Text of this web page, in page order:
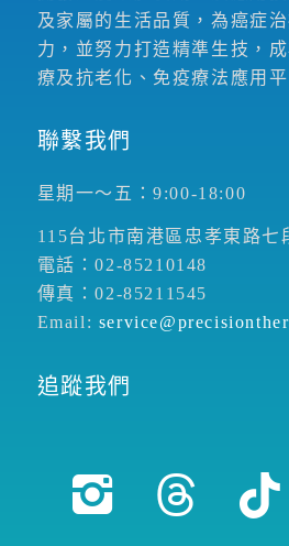
及家屬的生活品質，為癌症
力，並努力打造精準生技，
療及抗老化、免疫療法應用
聯繫我們
星期一～五：9:00-18:00
115台北市南港區忠孝東路七
電話：02-85210148
傳真：02-85211545
Email:
追蹤我們